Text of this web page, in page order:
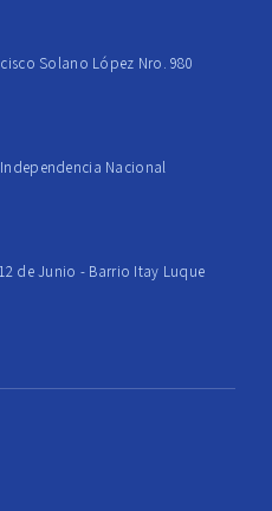
Solano López Nro. 980
Nacional
de Junio - Barrio Itay Luque